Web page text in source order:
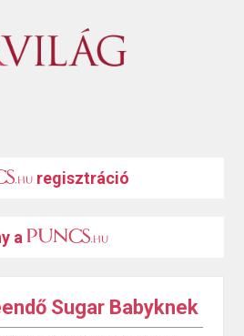
regisztráció
a
Sugar Babyknek